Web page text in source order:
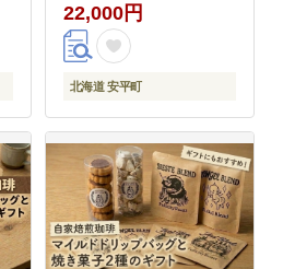
22,000円
北海道 安平町